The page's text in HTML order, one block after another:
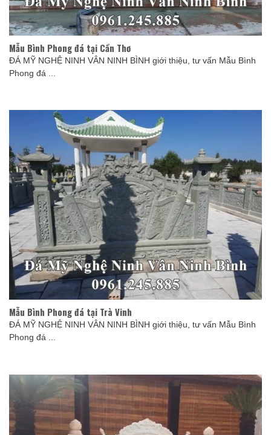
Mẫu Bình Phong đá tại Cần Thơ
ĐÁ MỸ NGHỆ NINH VÂN NINH BÌNH giới thiệu, tư vấn Mẫu Bình
Phong đá ...
Mẫu Bình Phong đá tại Trà Vinh
ĐÁ MỸ NGHỆ NINH VÂN NINH BÌNH giới thiệu, tư vấn Mẫu Bình
Phong đá ...